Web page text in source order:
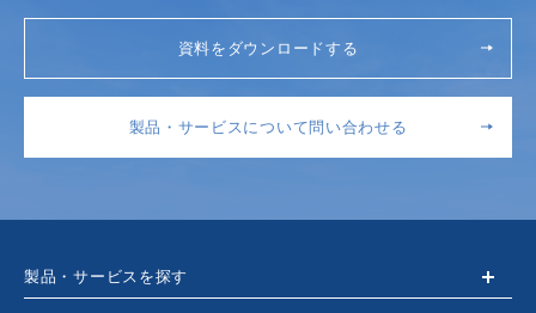
資料をダウンロードする
製品・サービスについて問い合わせる
製品・サービスを探す